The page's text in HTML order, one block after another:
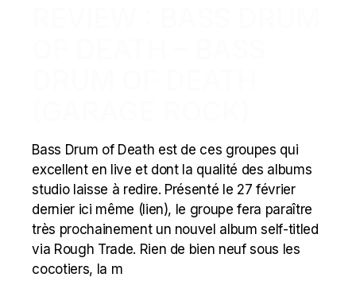
Bass Drum of Death est de ces groupes qui
excellent en live et dont la qualité des albums
studio laisse à redire. Présenté le 27 février
dernier ici même (lien), le groupe fera paraître
très prochainement un nouvel album self-titled
via Rough Trade. Rien de bien neuf sous les
cocotiers, la m